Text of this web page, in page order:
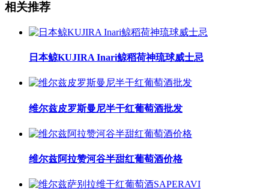
相关推荐
日本鲸KUJIRA Inari鲸稻荷神琉球威士忌
维尔兹皮罗斯曼尼半干红葡萄酒批发
维尔兹阿拉赞河谷半甜红葡萄酒价格